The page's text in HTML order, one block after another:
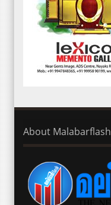
About Malabarflash